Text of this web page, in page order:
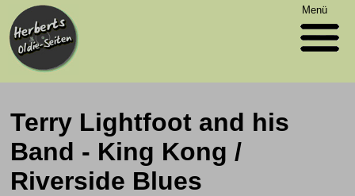
Menü
Terry Lightfoot and his
Band - King Kong /
Riverside Blues